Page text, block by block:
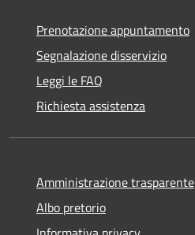
Prenotazione appuntamento
Segnalazione disservizio
Leggi le FAQ
Richiesta assistenza
Amministrazione trasparente
Albo pretorio